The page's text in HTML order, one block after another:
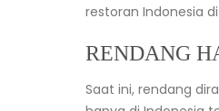
restoran Indonesia
RENDANG
Saat ini, rendang